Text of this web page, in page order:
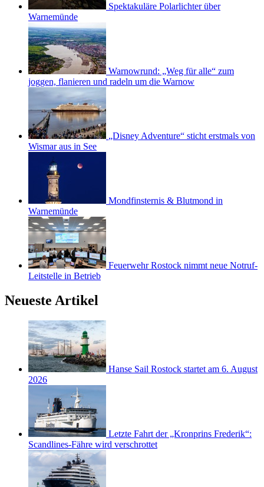
Spektakuläre Polarlichter über
Warnemünde
Warnowrund: „Weg für alle“ zum
joggen, flanieren und radeln um die Warnow
„Disney Adventure“ sticht erstmals von
Wismar aus in See
Mondfinsternis & Blutmond in
Warnemünde
Feuerwehr Rostock nimmt neue Notruf-
Leitstelle in Betrieb
Neueste Artikel
Hanse Sail Rostock startet am 6. August
2026
Letzte Fahrt der „Kronprins Frederik“:
Scandlines-Fähre wird verschrottet